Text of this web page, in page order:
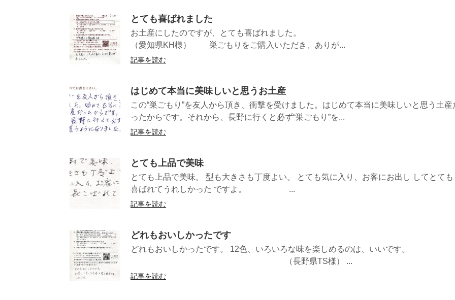
とても喜ばれました
お土産にしたのですが、とても喜ばれました。
（愛知県KH様） 巣ごもりをご購入いただき、ありが...
記事を読む
はじめて本当に美味しいと思うお土産
この“巣ごもり”を友人から頂き、衝撃を受けました。はじめて本当に美味しいと思う土産
ったからです。それから、長野に行くと必ず“巣ごもり”を...
記事を読む
とても上品で美味
とても上品で美味。 型も大きさも丁度よい。 とても気に入り、お客にお出し してとても
喜ばれてうれしかった ですよ。 ...
記事を読む
どれもおいしかったです
どれもおいしかったです。 12色、いろいろな味を楽しめるのは、いいです。
（長野県TS様） ...
記事を読む